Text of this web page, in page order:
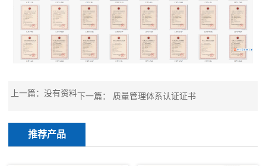
上一篇：没有资料下一篇： 质量管理体系认证证书
推荐产品